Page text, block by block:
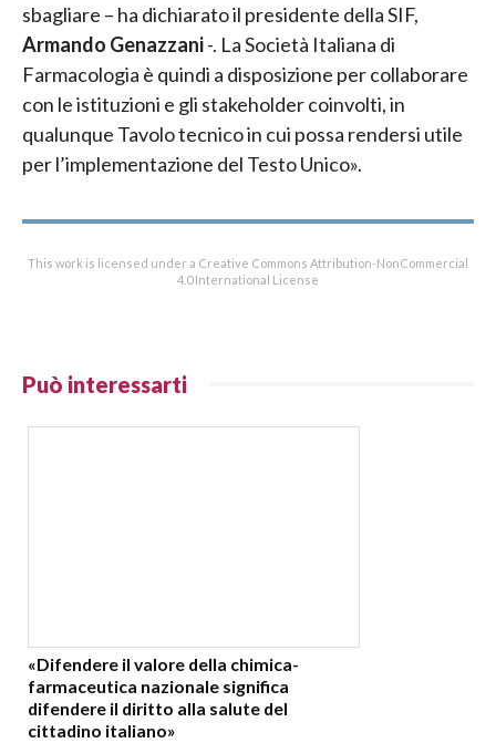
sbagliare – ha dichiarato il presidente della SIF,
Armando Genazzani-. La Società Italiana di
Farmacologia è quindi a disposizione per collaborare
con le istituzioni e gli stakeholder coinvolti, in
qualunque Tavolo tecnico in cui possa rendersi utile
per l’implementazione del Testo Unico».
This work is licensed under a Creative Commons Attribution-NonCommercial
4.0 International License
Può interessarti
«Difendere il valore della chimica-
farmaceutica nazionale significa
difendere il diritto alla salute del
cittadino italiano»